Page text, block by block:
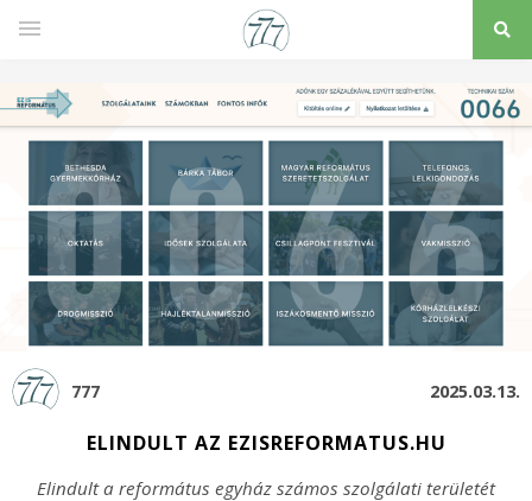
777 2025.03.13.
ELINDULT AZ EZISREFORMATUS.HU
Elindult a református egyház számos szolgálati területét